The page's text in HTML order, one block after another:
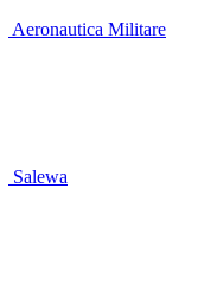
Aeronautica Militare
Salewa